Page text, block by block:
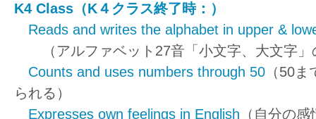
K4 Class（K４クラス終了時：）
Reads and writes the alphabet in upper &
（アルファベット27音「小文字、大文字
Counts and uses numbers through 50 （50
られる）
Expresses own feelings in English （自分の